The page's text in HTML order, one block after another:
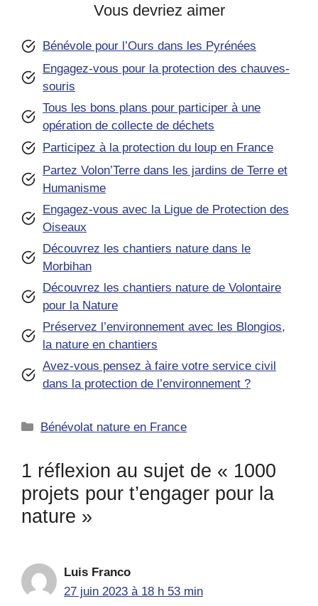
Vous devriez aimer
Bénévole pour l’Ours dans les Pyrénées
Engagez-vous pour la protection des chauves-
souris
Tous les bons plans pour participer à une
opération de collecte de déchets
Participez à la protection du loup en France
Partez Volon’Terre dans les jardins de Terre et
Humanisme
Engagez-vous avec la Ligue de Protection des
Oiseaux
Découvrez les chantiers nature dans le
Morbihan
Découvrez les chantiers nature de Volontaire
pour la Nature
Préservez l’environnement avec les Blongios,
la nature en chantiers
Avez-vous pensez à faire votre service civil
dans la protection de l’environnement ?
Catégories
Bénévolat nature en France
1 réflexion au sujet de « 1000
projets pour t’engager pour la
nature »
Luis Franco
27 juin 2023 à 18 h 53 min